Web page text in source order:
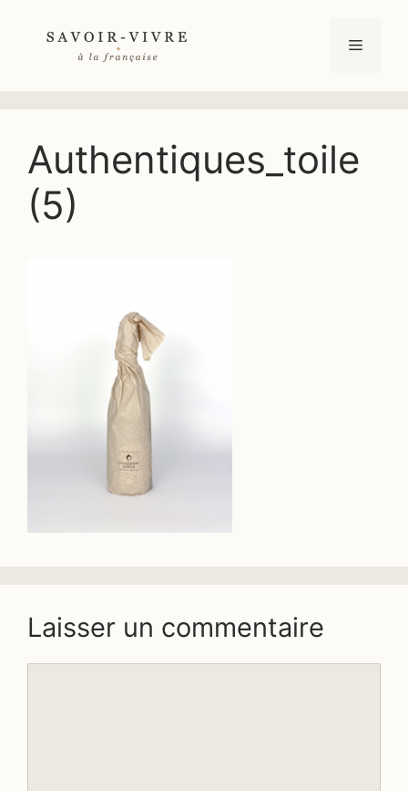
Menu
Authentiques_toile
(5)
Laisser un commentaire